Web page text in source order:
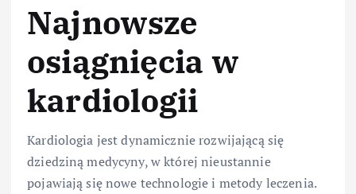
Najnowsze
osiągnięcia w
kardiologii
Kardiologia jest dynamicznie rozwijającą się
dziedziną medycyny, w której nieustannie
pojawiają się nowe technologie i metody leczenia.